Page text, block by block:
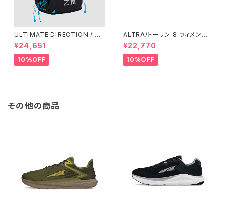
ULTIMATE DIRECTION / ア
ルティメット ディレクション XO
DUS VEST（エクソドス ベスト）
メンズ / ONYX
¥24,651
10%OFF
ALTRA/トーリン 8 ウィメン
ズ Black/Black
¥22,770
10%OFF
その他の商品